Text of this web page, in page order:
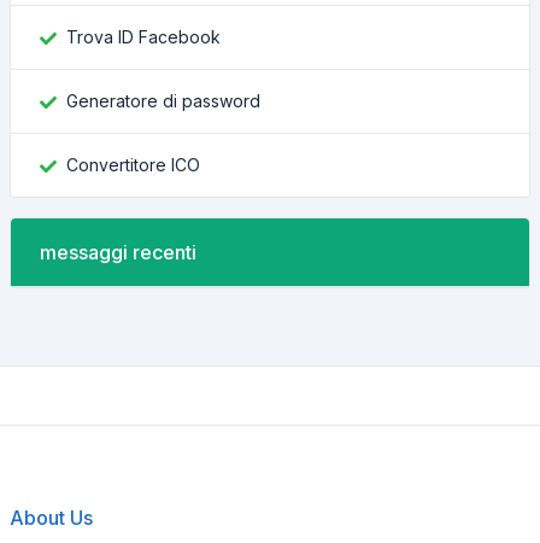
Trova ID Facebook
Generatore di password
Convertitore ICO
messaggi recenti
About Us